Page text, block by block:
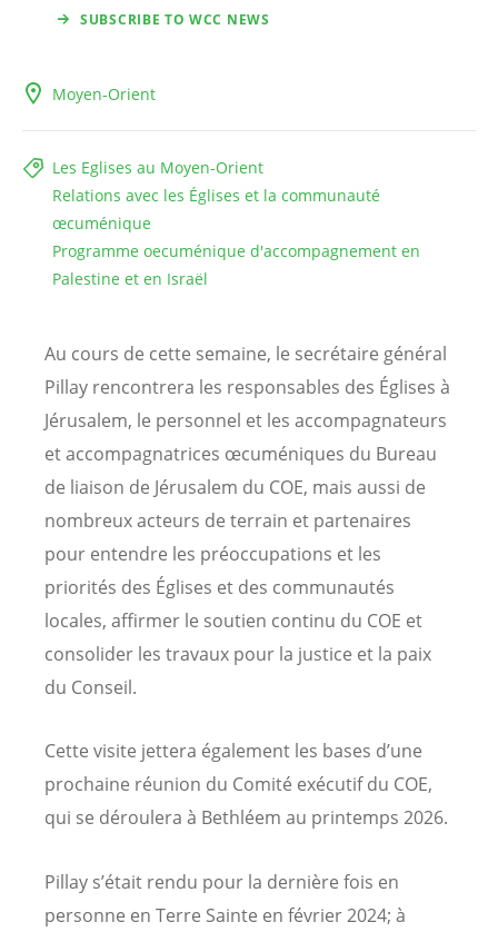
SUBSCRIBE TO WCC NEWS
Moyen-Orient
Les Eglises au Moyen-Orient
Relations avec les Églises et la communauté
œcuménique
Programme oecuménique d'accompagnement en
Palestine et en Israël
Au cours de cette semaine, le secrétaire général
Pillay rencontrera les responsables des Églises à
Jérusalem, le personnel et les accompagnateurs
et accompagnatrices œcuméniques du Bureau
de liaison de Jérusalem du COE, mais aussi de
nombreux acteurs de terrain et partenaires
pour entendre les préoccupations et les
priorités des Églises et des communautés
locales, affirmer le soutien continu du COE et
consolider les travaux pour la justice et la paix
du Conseil.
Cette visite jettera également les bases d’une
prochaine réunion du Comité exécutif du COE,
qui se déroulera à Bethléem au printemps 2026.
Pillay s’était rendu pour la dernière fois en
personne en Terre Sainte en février 2024; à